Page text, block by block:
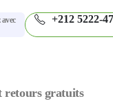
+212 5222-
retours gratuits